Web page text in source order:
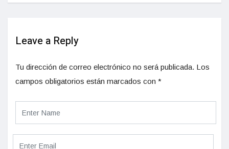
Leave a Reply
Tu dirección de correo electrónico no será publicada. Los
campos obligatorios están marcados con *